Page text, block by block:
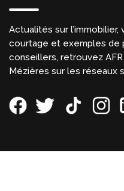
Actualités sur
courtage et exemples de
conseillers, retrouvez
Mézières sur les réseaux